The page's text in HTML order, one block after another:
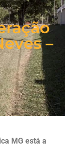
–
MG está a